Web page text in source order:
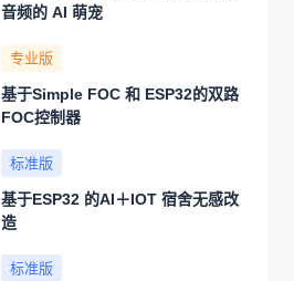
音频的 AI 萌宠
专业版
基于Simple FOC 和 ESP32的双路
FOC控制器
标准版
基于ESP32 的AI＋IOT 宿舍无感改
造
标准版